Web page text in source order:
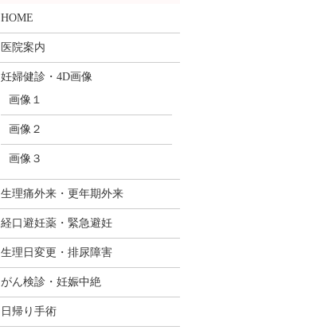
HOME
医院案内
妊婦健診・4D画像
画像１
画像２
画像３
生理痛外来・更年期外来
経口避妊薬・緊急避妊
生理日変更・排尿障害
がん検診・妊娠中絶
日帰り手術